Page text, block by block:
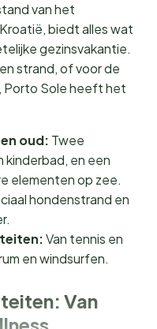
van het
biedt alles wat
gezinsvakantie.
strand, of voor de
Porto Sole heeft het
oud: Twee
kinderbad, en een
elementen op zee.
hondenstrand en
Van tennis en
en windsurfen.
Van